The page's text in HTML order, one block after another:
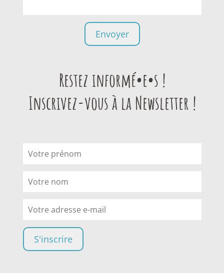
Restez informé•e•s !
Inscrivez-vous à la Newsletter !